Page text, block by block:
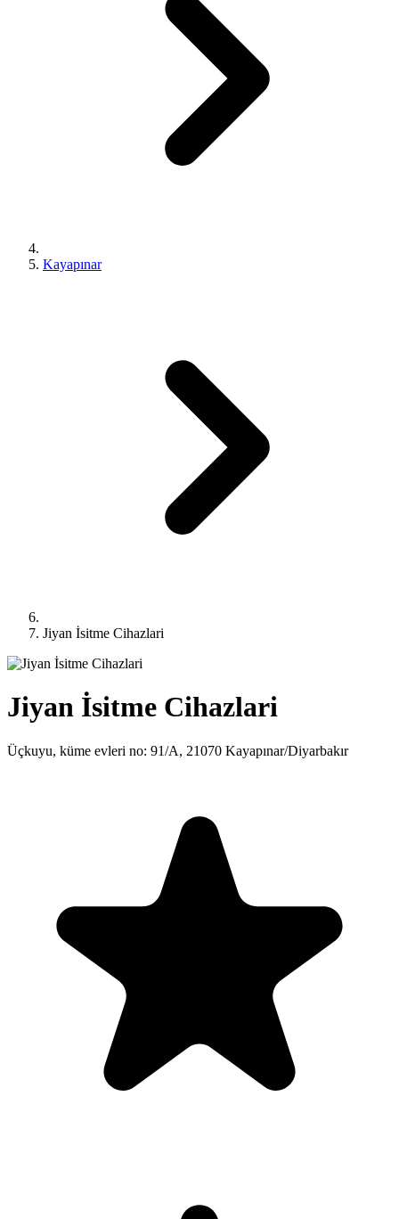
Kayapınar
Jiyan İsitme Cihazlari
Jiyan İsitme Cihazlari
Üçkuyu, küme evleri no: 91/A, 21070 Kayapınar/Diyarbakır